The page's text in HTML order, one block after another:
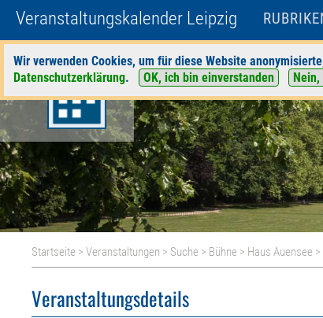
Veranstaltungskalender Leipzig
Wir verwenden Cookies, um für diese Website
Datenschutzerklärung. OK, ich bin einverstanden
Startseite >Veranstaltungen > Suche > Bühne > Haus Auensee
Veranstaltungsdetails